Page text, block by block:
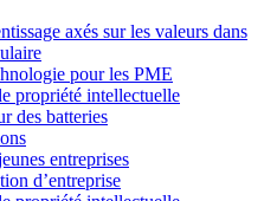
axés sur les valeurs dans
pour les PME
propriété intellectuelle
des batteries
entreprises
d’entreprise